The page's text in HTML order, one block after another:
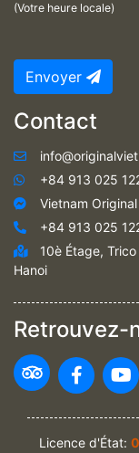
(Votre heure locale)
Envoyer
Contact
+84 913 025
Vietnam
+84 913 025
10è Étage,
Hanoi
Retrouvez-
Licence d'État: